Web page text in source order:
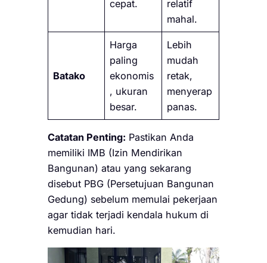
cepat.
relatif
mahal.
Batako
Harga
paling
ekonomis
, ukuran
besar.
Lebih
mudah
retak,
menyerap
panas.
Catatan Penting: Pastikan Anda
memiliki IMB (Izin Mendirikan
Bangunan) atau yang sekarang
disebut PBG (Persetujuan Bangunan
Gedung) sebelum memulai pekerjaan
agar tidak terjadi kendala hukum di
kemudian hari.